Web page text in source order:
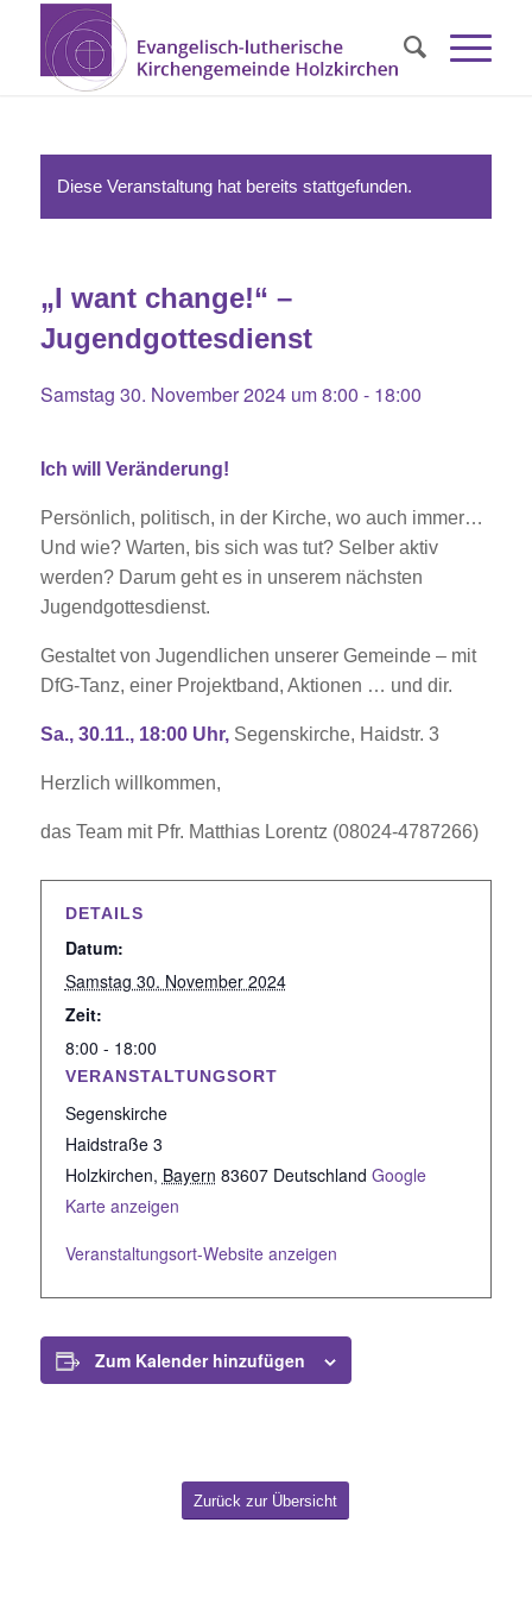
Diese Veranstaltung hat bereits stattgefunden.
„I want change!“ –
Jugendgottesdienst
Samstag 30. November 2024 um 8:00 - 18:00
Ich will Veränderung!
Persönlich, politisch, in der Kirche, wo auch immer…
Und wie? Warten, bis sich was tut? Selber aktiv
werden? Darum geht es in unserem nächsten
Jugendgottesdienst.
Gestaltet von Jugendlichen unserer Gemeinde – mit
DfG-Tanz, einer Projektband, Aktionen … und dir.
Sa., 30.11., 18:00 Uhr,Segenskirche, Haidstr. 3
Herzlich willkommen,
das Team mit Pfr. Matthias Lorentz (08024-4787266)
DETAILS
Datum:
Samstag 30. November 2024
Zeit:
8:00 - 18:00
VERANSTALTUNGSORT
Segenskirche
Haidstraße 3
Holzkirchen, Bayern 83607 Deutschland Google
Karte anzeigen
Veranstaltungsort-Website anzeigen
Zum Kalender hinzufügen
Zurück zur Übersicht